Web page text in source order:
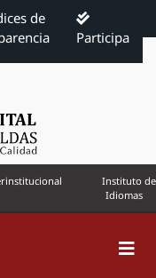
de
Participa
Instituto de
Idiomas